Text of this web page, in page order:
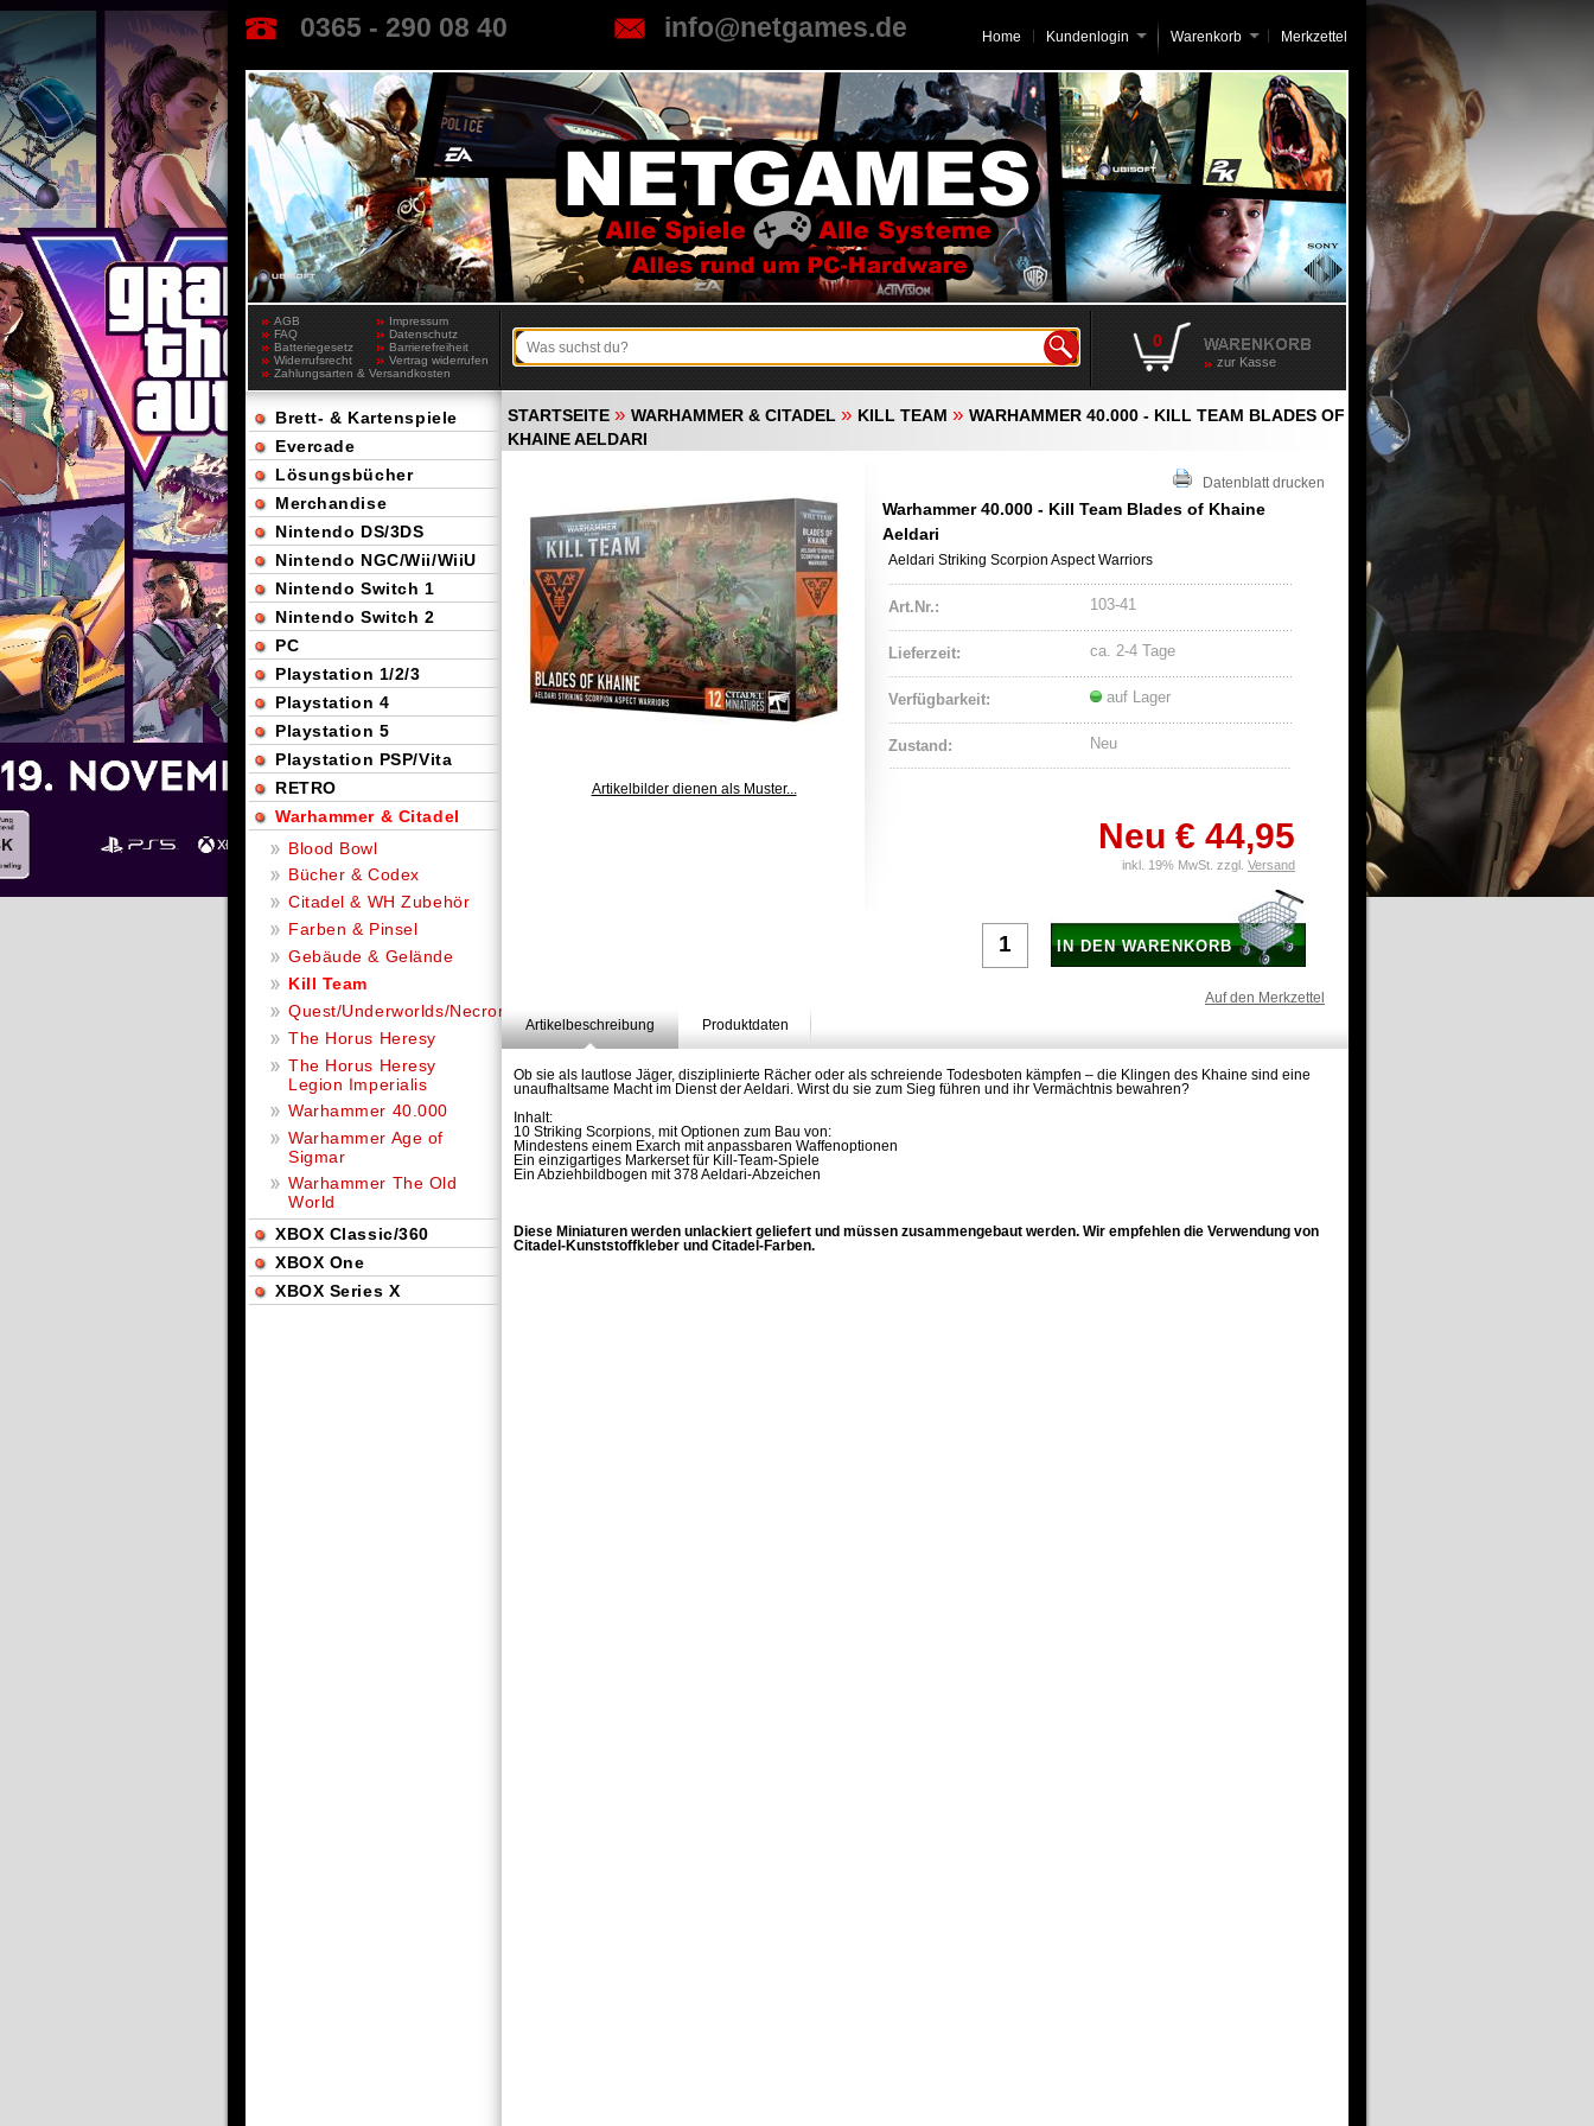
0365 - 290 08 40 info@netgames.de Home Kundenlogin Merkzettel
Warenkorb
AGB
Impressum
FAQ
Datenschutz
Batteriegesetz
Barrierefreiheit
Widerrufsrecht
Vertrag widerrufen
Zahlungsarten & Versandkosten
0
zur Kasse
STARTSEITE » WARHAMMER & CITADEL » KILL TEAM » WARHAMMER 40.000 - KILL TEAM BLADES OF
KHAINE AELDARI
Artikelbilder dienen als Muster...
Datenblatt drucken
Warhammer 40.000 - Kill Team Blades of Khaine
Aeldari
Aeldari Striking Scorpion Aspect Warriors
Art.Nr.: 103-41
Lieferzeit: ca. 2-4 Tage
Verfügbarkeit: auf Lager
Zustand: Neu
Neu € 44,95
inkl. 19% MwSt. zzgl. Versand
IN DEN WARENKORB
Auf den Merkzettel
Artikelbeschreibung
Produktdaten
Ob sie als lautlose Jäger, disziplinierte Rächer oder als schreiende Todesboten kämpfen – die Klingen des Khaine sind eine
unaufhaltsame Macht im Dienst der Aeldari. Wirst du sie zum Sieg führen und ihr Vermächtnis bewahren?
Inhalt:
10 Striking Scorpions, mit Optionen zum Bau von:
Mindestens einem Exarch mit anpassbaren Waffenoptionen
Ein einzigartiges Markerset für Kill-Team-Spiele
Ein Abziehbildbogen mit 378 Aeldari-Abzeichen
Diese Miniaturen werden unlackiert geliefert und müssen zusammengebaut werden. Wir empfehlen die Verwendung von
Citadel-Kunststoffkleber und Citadel-Farben.
Brett- & Kartenspiele
Evercade
Lösungsbücher
Merchandise
Nintendo DS/3DS
Nintendo NGC/Wii/WiiU
Nintendo Switch 1
Nintendo Switch 2
PC
Playstation 1/2/3
Playstation 4
Playstation 5
Playstation PSP/Vita
RETRO
Warhammer & Citadel
Blood Bowl
Bücher & Codex
Citadel & WH Zubehör
Farben & Pinsel
Gebäude & Gelände
Kill Team
Quest/Underworlds/Necromunda
The Horus Heresy
The Horus Heresy
Legion Imperialis
Warhammer 40.000
Warhammer Age of
Sigmar
Warhammer The Old
World
XBOX Classic/360
XBOX One
XBOX Series X